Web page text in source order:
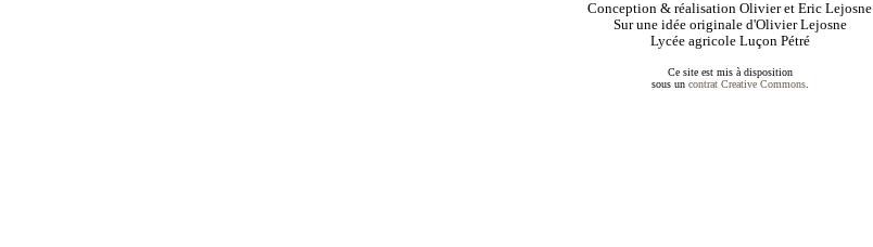
Conception & réalisation Olivier et Eric Lejosne
Sur une idée originale d'Olivier Lejosne
Lycée agricole Luçon Pétré
Ce site est mis à disposition
sous un contrat Creative Commons.